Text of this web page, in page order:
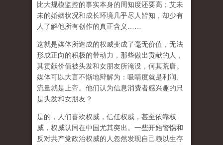
比大规模监控的事实本身的周知度还要高；艾未
未的婚姻状况和成长环境几乎尽人皆知，却少有
人了解他所有创作的真正含义……
这就是媒体所造成的权威变成了毫无价值，无法
形成正向的积极的带动力，那些做出贡献的人，
其贡献价值被头发和女朋友所淹没，何其荒唐。
媒体可以大言不惭地辩解为：吸睛度就是利润、
流量就是上帝。他们认为信息消费者感兴趣的只
是头发和女朋友？
是的，人们喜欢权威，信任权威，甚至依靠权
威，权威认同在中国尤其突出。一些开始警惕和
反对共产党政治权威的人忽然发现自己赖以生存